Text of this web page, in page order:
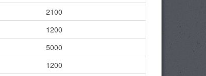
2100
1200
5000
1200